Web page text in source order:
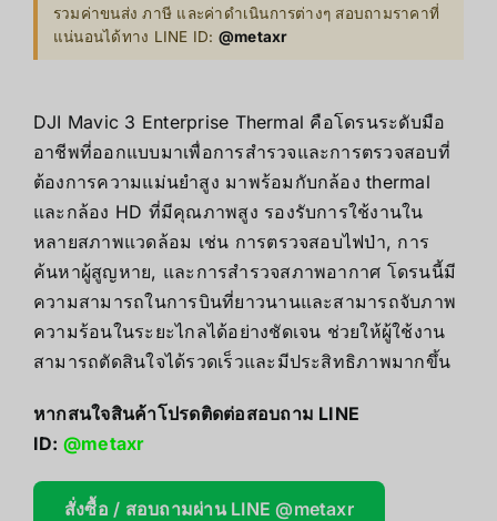
รวมค่าขนส่ง ภาษี และค่าดำเนินการต่างๆ สอบถามราคาที่
แน่นอนได้ทาง LINE ID: @metaxr
DJI Mavic 3 Enterprise Thermal คือโดรนระดับมือ
อาชีพที่ออกแบบมาเพื่อการสำรวจและการตรวจสอบที่
ต้องการความแม่นยำสูง มาพร้อมกับกล้อง thermal
และกล้อง HD ที่มีคุณภาพสูง รองรับการใช้งานใน
หลายสภาพแวดล้อม เช่น การตรวจสอบไฟป่า, การ
ค้นหาผู้สูญหาย, และการสำรวจสภาพอากาศ โดรนนี้มี
ความสามารถในการบินที่ยาวนานและสามารถจับภาพ
ความร้อนในระยะไกลได้อย่างชัดเจน ช่วยให้ผู้ใช้งาน
สามารถตัดสินใจได้รวดเร็วและมีประสิทธิภาพมากขึ้น
หากสนใจสินค้าโปรดติดต่อสอบถาม LINE
ID: @metaxr
สั่งซื้อ / สอบถามผ่าน LINE @metaxr